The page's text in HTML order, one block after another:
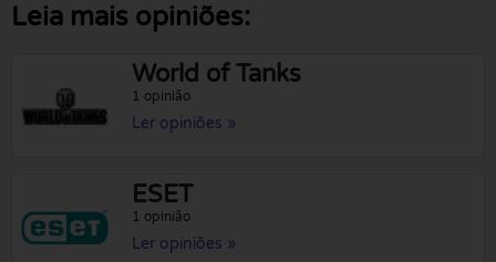
Leia mais opiniões:
World of Tanks
1 opinião
Ler opiniões »
ESET
1 opinião
Ler opiniões »